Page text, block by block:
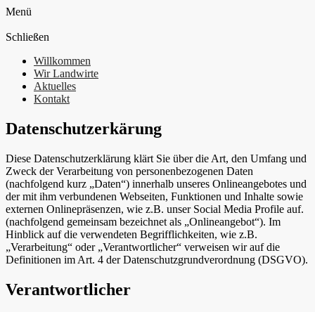
Menü
Schließen
Willkommen
Wir Landwirte
Aktuelles
Kontakt
Datenschutzerkärung
Diese Datenschutzerklärung klärt Sie über die Art, den Umfang und
Zweck der Verarbeitung von personenbezogenen Daten
(nachfolgend kurz „Daten“) innerhalb unseres Onlineangebotes und
der mit ihm verbundenen Webseiten, Funktionen und Inhalte sowie
externen Onlinepräsenzen, wie z.B. unser Social Media Profile auf.
(nachfolgend gemeinsam bezeichnet als „Onlineangebot“). Im
Hinblick auf die verwendeten Begrifflichkeiten, wie z.B.
„Verarbeitung“ oder „Verantwortlicher“ verweisen wir auf die
Definitionen im Art. 4 der Datenschutzgrundverordnung (DSGVO).
Verantwortlicher